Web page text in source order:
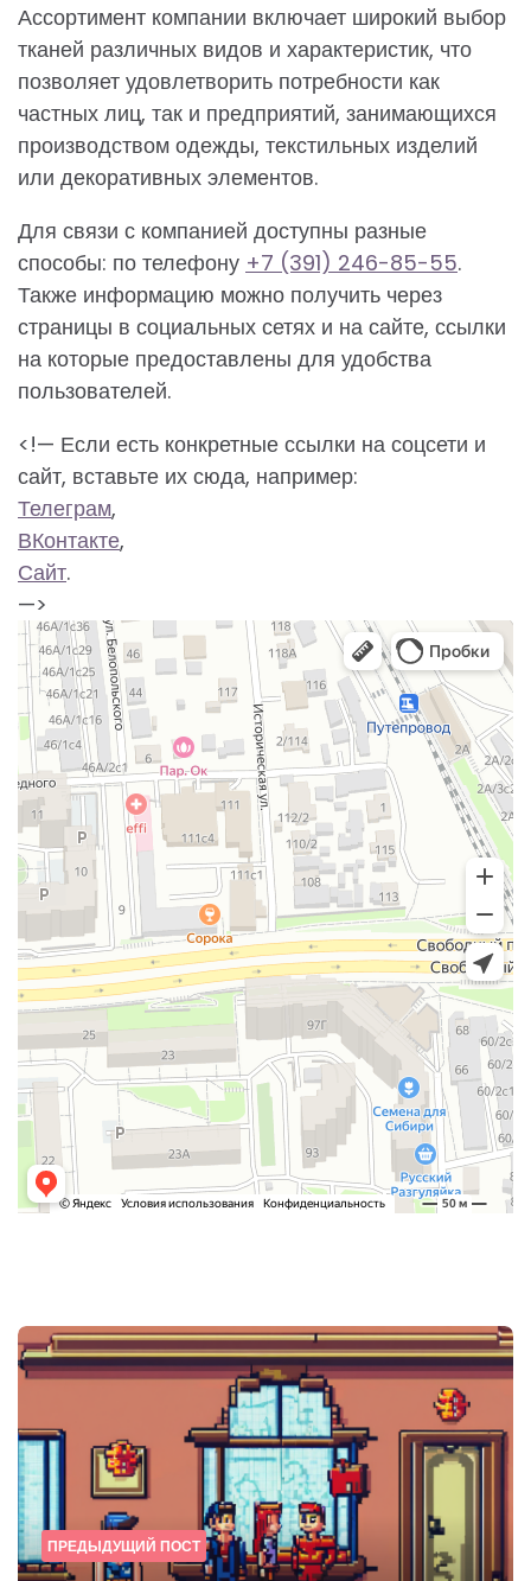
Ассортимент компании включает широкий выбор
тканей различных видов и характеристик, что
позволяет удовлетворить потребности как
частных лиц, так и предприятий, занимающихся
производством одежды, текстильных изделий
или декоративных элементов.
Для связи с компанией доступны разные
способы: по телефону +7 (391) 246-85-55.
Также информацию можно получить через
страницы в социальных сетях и на сайте, ссылки
на которые предоставлены для удобства
пользователей.
<!— Если есть конкретные ссылки на соцсети и
сайт, вставьте их сюда, например:
Телеграм,
ВКонтакте,
Сайт.
—>
Post
navigation
ПРЕДЫДУЩИЙ ПОСТ